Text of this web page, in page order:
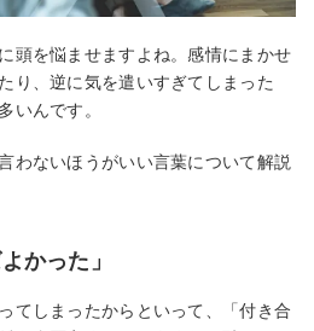
頭を悩ませますよね。感情にまかせ
り、逆に気を遣いすぎてしまった
いんです。
わないほうがいい言葉について解説
かった」
てしまったからといって、「付き合